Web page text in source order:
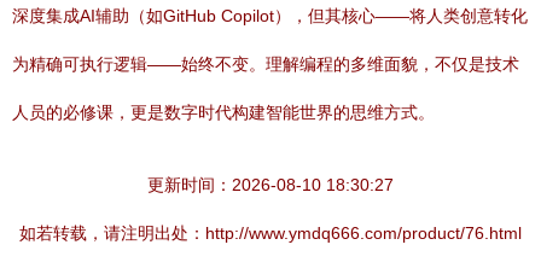
深度集成AI辅助（如GitHub Copilot），但其核心——将人类创意转化
为精确可执行逻辑——始终不变。理解编程的多维面貌，不仅是技术
人员的必修课，更是数字时代构建智能世界的思维方式。
更新时间：2026-08-10 18:30:27
如若转载，请注明出处：http://www.ymdq666.com/product/76.html